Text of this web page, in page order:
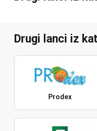
Drugi lanci iz
Prodex